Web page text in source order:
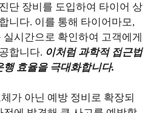
단 장비를 도입하여 타이어 상
니다. 이를 통해 타이어마모,
시간으로 확인하여 고객에게
합니다. 이처럼 과학적 접근법
행 효율을 극대화합니다.
가 아닌 예방 정비로 확장되